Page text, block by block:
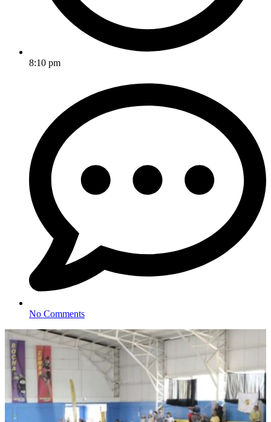
8:10 pm
No Comments